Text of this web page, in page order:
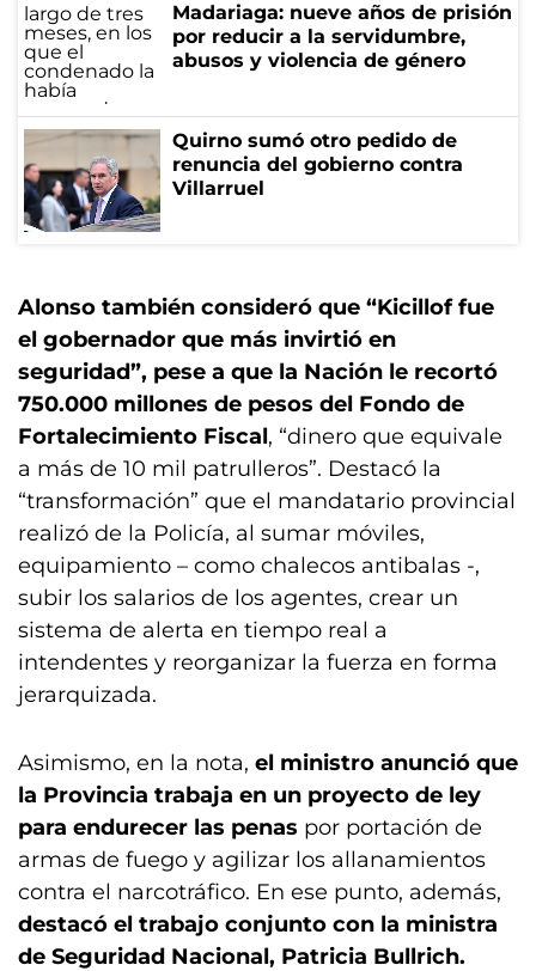
Madariaga: nueve años de prisión
por reducir a la servidumbre,
abusos y violencia de género
Quirno sumó otro pedido de
renuncia del gobierno contra
Villarruel
Alonso también consideró que “Kicillof fue
el gobernador que más invirtió en
seguridad”, pese a que la Nación le recortó
750.000 millones de pesos del Fondo de
Fortalecimiento Fiscal, “dinero que equivale
a más de 10 mil patrulleros”. Destacó la
“transformación” que el mandatario provincial
realizó de la Policía, al sumar móviles,
equipamiento – como chalecos antibalas -,
subir los salarios de los agentes, crear un
sistema de alerta en tiempo real a
intendentes y reorganizar la fuerza en forma
jerarquizada.
Asimismo, en la nota, el ministro anunció que
la Provincia trabaja en un proyecto de ley
para endurecer las penas por portación de
armas de fuego y agilizar los allanamientos
contra el narcotráfico. En ese punto, además,
destacó el trabajo conjunto con la ministra
de Seguridad Nacional, Patricia Bullrich.